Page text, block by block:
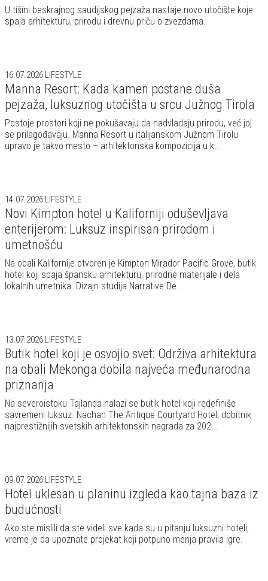
U tišini beskrajnog saudijskog pejzaža nastaje novo utočište koje
spaja arhitekturu, prirodu i drevnu priču o zvezdama.
16.07.2026 LIFESTYLE
Manna Resort: Kada kamen postane duša
pejzaža, luksuznog utočišta u srcu Južnog Tirola
Postoje prostori koji ne pokušavaju da nadvladaju prirodu, već joj
se prilagođavaju. Manna Resort u italijanskom Južnom Tirolu
upravo je takvo mesto – arhitektonska kompozicija u k...
14.07.2026 LIFESTYLE
Novi Kimpton hotel u Kaliforniji oduševljava
enterijerom: Luksuz inspirisan prirodom i
umetnošću
Na obali Kalifornije otvoren je Kimpton Mirador Pacific Grove, butik
hotel koji spaja špansku arhitekturu, prirodne materijale i dela
lokalnih umetnika. Dizajn studija Narrative De...
13.07.2026 LIFESTYLE
Butik hotel koji je osvojio svet: Održiva arhitektura
na obali Mekonga dobila najveća međunarodna
priznanja
Na severoistoku Tajlanda nalazi se butik hotel koji redefiniše
savremeni luksuz. Nachan The Antique Courtyard Hotel, dobitnik
najprestižnijih svetskih arhitektonskih nagrada za 202...
09.07.2026 LIFESTYLE
Hotel uklesan u planinu izgleda kao tajna baza iz
budućnosti
Ako ste mislili da ste videli sve kada su u pitanju luksuzni hoteli,
vreme je da upoznate projekat koji potpuno menja pravila igre.